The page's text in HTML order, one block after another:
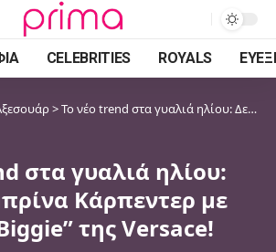
CELEBRITIES ROYALS
>Το νέο trend στα γυαλιά ηλίου: Δες τη Σαμπρίνα Κάρπεντερ με τα iconic “Biggie” της Versace!
στα γυαλιά ηλίου:
Κάρπεντερ με
της Versace!